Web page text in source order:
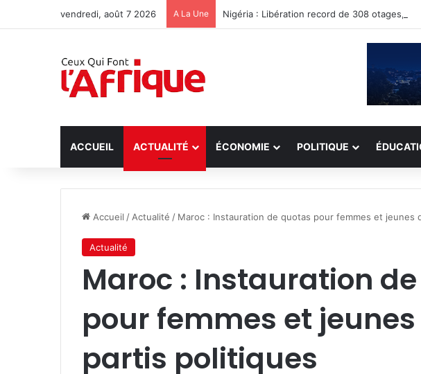
vendredi, août 7 2026 A La Une Nigéria : Libération record de 308 otages,
ACCUEIL ACTUALITÉ ÉCONOMIE POLITIQUE
Accueil / Actualité / Maroc : Instauration de quotas pour femmes et jeunes
Actualité
Maroc : Instauration
pour femmes et
partis politiques